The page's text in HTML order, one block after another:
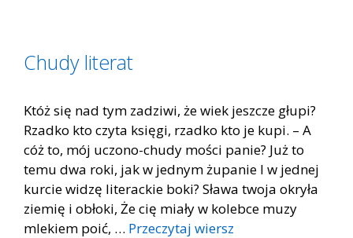
Chudy literat
Któż się nad tym zadziwi, że wiek jeszcze głupi?
Rzadko kto czyta księgi, rzadko kto je kupi. – A
cóż to, mój uczono-chudy mości panie? Już to
temu dwa roki, jak w jednym żupanie I w jednej
kurcie widzę literackie boki? Sława twoja okryła
ziemię i obłoki, Że cię miały w kolebce muzy
mlekiem poić, … Przeczytaj wiersz